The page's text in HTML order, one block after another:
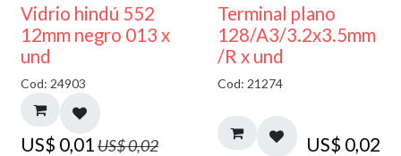
40% DESCUENTO
Vidrio hindú 552
12mm negro 013 x
und
Cod: 24903
US$ 0,01US$0,02
Terminal plano
128/A3/3.2x3.5mm
/R x und
Cod: 21274
US$ 0,02